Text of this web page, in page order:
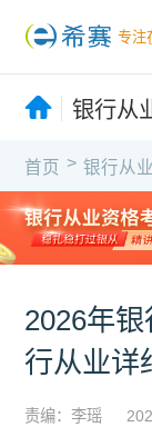
专注
银行从
首页 >
2026年
行从业详
责编：李瑶